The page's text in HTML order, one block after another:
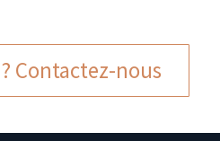
Contactez-nous